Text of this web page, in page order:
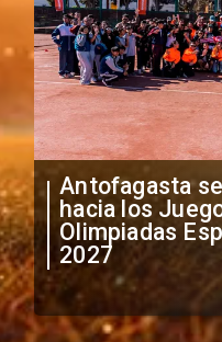
"Falta de
anuncia
irregular de
extranjeros